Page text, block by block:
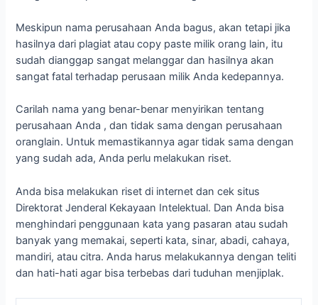
Meskipun nama perusahaan Anda bagus, akan tetapi jika
hasilnya dari plagiat atau copy paste milik orang lain, itu
sudah dianggap sangat melanggar dan hasilnya akan
sangat fatal terhadap perusaan milik Anda kedepannya.
Carilah nama yang benar-benar menyirikan tentang
perusahaan Anda , dan tidak sama dengan perusahaan
oranglain. Untuk memastikannya agar tidak sama dengan
yang sudah ada, Anda perlu melakukan riset.
Anda bisa melakukan riset di internet dan cek situs
Direktorat Jenderal Kekayaan Intelektual. Dan Anda bisa
menghindari penggunaan kata yang pasaran atau sudah
banyak yang memakai, seperti kata, sinar, abadi, cahaya,
mandiri, atau citra. Anda harus melakukannya dengan teliti
dan hati-hati agar bisa terbebas dari tuduhan menjiplak.